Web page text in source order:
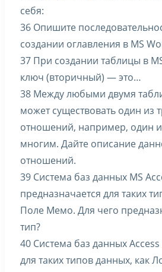
себя:
36 Опишите
создании оглавления в MS
37 При создании таблицы в
ключ (вторичный) — это…
38 Между любыми двумя
может существовать один из
отношений, например, один
многим. Дайте описание
отношений.
39 Система баз данных MS
предназначается для таких
Поле Мемо. Для чего
тип?
40 Система баз данных
для таких типов данных, как